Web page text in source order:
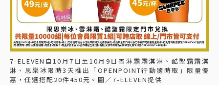
7-ELEVEN自10月7日至10月9日雪淋霜霜淇淋、酷聖霜霜淇
淋、思樂冰限時3天推出「OPENPOINT行動隨時取」限量優
惠，任選搭配20件450元。圖／7-ELEVEN提供